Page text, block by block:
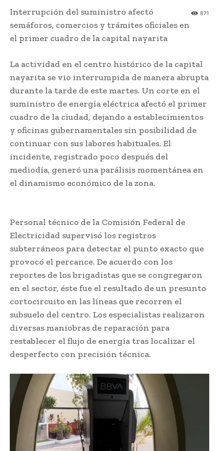
871
Interrupción del suministro afectó
semáforos, comercios y trámites oficiales en
el primer cuadro de la capital nayarita
La actividad en el centro histórico de la capital
nayarita se vio interrumpida de manera abrupta
durante la tarde de este martes. Un corte en el
suministro de energía eléctrica afectó el primer
cuadro de la ciudad, dejando a establecimientos
y oficinas gubernamentales sin posibilidad de
continuar con sus labores habituales. El
incidente, registrado poco después del
mediodía, generó una parálisis momentánea en
el dinamismo económico de la zona.
Personal técnico de la Comisión Federal de
Electricidad supervisó los registros
subterráneos para detectar el punto exacto que
provocó el percance. De acuerdo con los
reportes de los brigadistas que se congregaron
en el sector, éste fue el resultado de un presunto
cortocircuito en las líneas que recorren el
subsuelo del centro. Los especialistas realizaron
diversas maniobras de reparación para
restablecer el flujo de energía tras localizar el
desperfecto con precisión técnica.